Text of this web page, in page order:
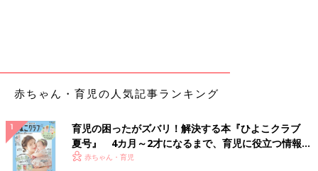
赤ちゃん・育児の人気記事ランキング
育児の困ったがズバリ！解決する本『ひよこクラブ
夏号』 4カ月～2才になるまで、育児に役立つ情報が
いっぱい！
赤ちゃん・育児